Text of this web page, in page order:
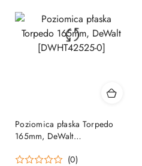
Poziomica płaska Torpedo
165mm, DeWalt
(0)